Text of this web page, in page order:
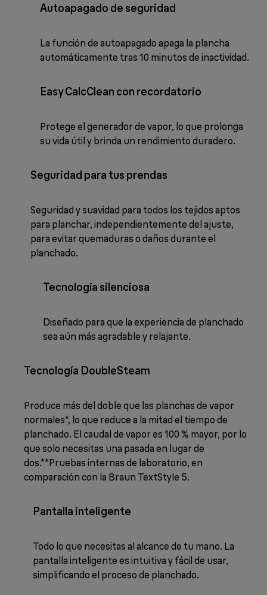
Autoapagado de seguridad
La función de autoapagado apaga la plancha
automáticamente tras 10 minutos de inactividad.
Easy CalcClean con recordatorio
Protege el generador de vapor, lo que prolonga
su vida útil y brinda un rendimiento duradero.
Seguridad para tus prendas
Seguridad y suavidad para todos los tejidos aptos
para planchar, independientemente del ajuste,
para evitar quemaduras o daños durante el
planchado.
Tecnología silenciosa
Diseñado para que la experiencia de planchado
sea aún más agradable y relajante.
Tecnología DoubleSteam
Produce más del doble que las planchas de vapor
normales*, lo que reduce a la mitad el tiempo de
planchado. El caudal de vapor es 100 % mayor, por lo
que solo necesitas una pasada en lugar de
dos.**Pruebas internas de laboratorio, en
comparación con la Braun TextStyle 5.
Pantalla inteligente
Todo lo que necesitas al alcance de tu mano. La
pantalla inteligente es intuitiva y fácil de usar,
simplificando el proceso de planchado.